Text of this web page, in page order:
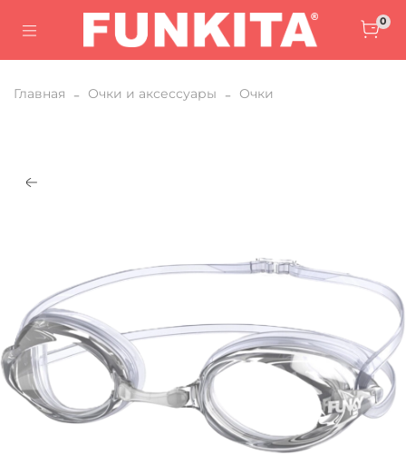
0
Главная Очки и аксессуары Очки